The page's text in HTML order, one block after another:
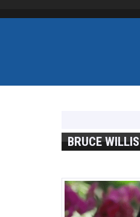
BRUCE WILLIS